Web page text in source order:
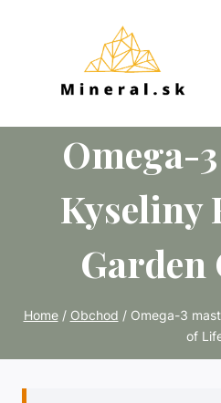
Omega-
Kyseliny
Garden
Home / Obchod / Omega-3
of